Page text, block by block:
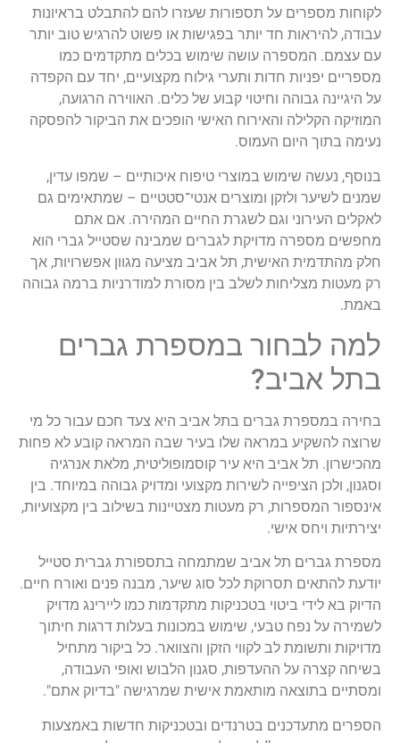
לקוחות מספרים על תספורות שעזרו להם להתבלט בראיונות
עבודה, להיראות חד יותר בפגישות או פשוט להרגיש טוב יותר
עם עצמם. המספרה עושה שימוש בכלים מתקדמים כמו
מספריים יפניות חדות ותערי גילוח מקצועיים, יחד עם הקפדה
על היגיינה גבוהה וחיטוי קבוע של כלים. האווירה הרגועה,
המוזיקה הקלילה והאירוח האישי הופכים את הביקור להפסקה
נעימה בתוך היום העמוס.
בנוסף, נעשה שימוש במוצרי טיפוח איכותיים – שמפו עדין,
שמנים לשיער ולזקן ומוצרים אנטי־סטטיים – שמתאימים גם
לאקלים העירוני וגם לשגרת החיים המהירה. אם אתם
מחפשים מספרה מדויקת לגברים שמבינה שסטייל גברי הוא
חלק מהתדמית האישית, תל אביב מציעה מגוון אפשרויות, אך
רק מעטות מצליחות לשלב בין מסורת למודרניות ברמה גבוהה
באמת.
למה לבחור במספרת גברים
בתל אביב?
בחירה במספרת גברים בתל אביב היא צעד חכם עבור כל מי
שרוצה להשקיע במראה שלו בעיר שבה המראה קובע לא פחות
מהכישרון. תל אביב היא עיר קוסמופוליטית, מלאת אנרגיה
וסגנון, ולכן הציפייה לשירות מקצועי ומדויק גבוהה במיוחד. בין
אינספור המספרות, רק מעטות מצטיינות בשילוב בין מקצועיות,
יצירתיות ויחס אישי.
מספרת גברים תל אביב שמתמחה בתספורת גברית סטייל
יודעת להתאים תסרוקת לכל סוג שיער, מבנה פנים ואורח חיים.
הדיוק בא לידי ביטוי בטכניקות מתקדמות כמו ליירינג מדויק
לשמירה על נפח טבעי, שימוש במכונות בעלות דרגות חיתוך
מדויקות ותשומת לב לקווי הזקן והצוואר. כל ביקור מתחיל
בשיחה קצרה על ההעדפות, סגנון הלבוש ואופי העבודה,
ומסתיים בתוצאה מותאמת אישית שמרגישה "בדיוק אתם".
הספרים מתעדכנים בטרנדים ובטכניקות חדשות באמצעות